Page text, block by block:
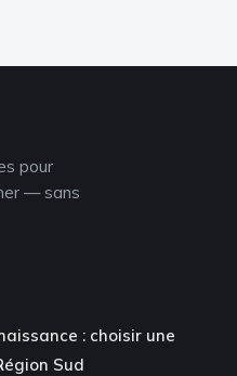
pour
— sans
: choisir une
Sud